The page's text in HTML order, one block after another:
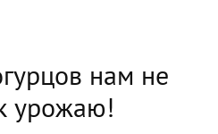
нам не
урожаю!